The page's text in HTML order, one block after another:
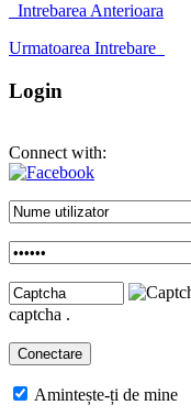
Intrebarea Anterioara
Urmatoarea Intrebare
Login
Connect with:
captcha .
Amintește-ți de mine